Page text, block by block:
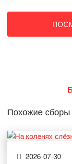
Похожие сборы
2026-07-30